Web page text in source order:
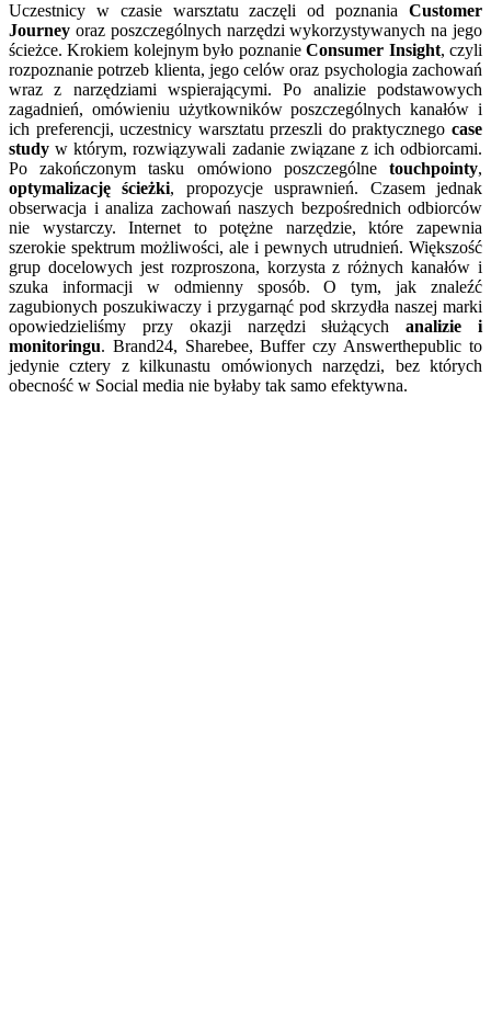
Uczestnicy w czasie warsztatu zaczęli od poznania Customer
Journey oraz poszczególnych narzędzi wykorzystywanych na jego
ścieżce. Krokiem kolejnym było poznanieConsumer Insight, czyli
rozpoznanie potrzeb klienta, jego celów oraz psychologia zachowań
wraz z narzędziami wspierającymi. Po analizie podstawowych
zagadnień, omówieniu użytkowników poszczególnych kanałów i
ich preferencji, uczestnicy warsztatu przeszli do praktycznego case
study w którym, rozwiązywali zadanie związane z ich odbiorcami.
Po zakończonym tasku omówiono poszczególne touchpointy,
optymalizację ścieżki, propozycje usprawnień. Czasem jednak
obserwacja i analiza zachowań naszych bezpośrednich odbiorców
nie wystarczy. Internet to potężne narzędzie, które zapewnia
szerokie spektrum możliwości, ale i pewnych utrudnień. Większość
grup docelowych jest rozproszona, korzysta z różnych kanałów i
szuka informacji w odmienny sposób. O tym, jak znaleźć
zagubionych poszukiwaczy i przygarnąć pod skrzydła naszej marki
opowiedzieliśmy przy okazji narzędzi służącychanalizie i
monitoringu. Brand24, Sharebee, Buffer czy Answerthepublic to
jedynie cztery z kilkunastu omówionych narzędzi, bez których
obecność w Social media nie byłaby tak samo efektywna.